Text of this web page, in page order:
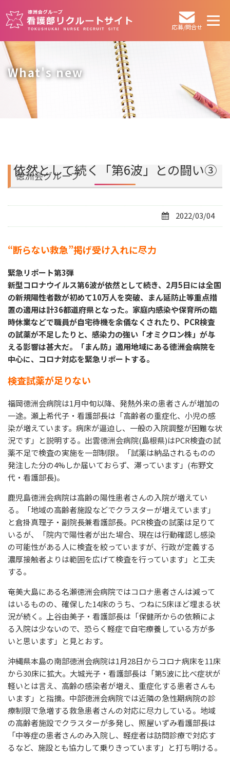
応募/問合せ
What's new
依然として続く「第6波」との闘い③
徳洲会グループ
2022/03/04
“断らない救急”掲げ受け入れに尽力
緊急リポート第3弾
新型コロナウイルス第6波が依然として続き、2月5日には全国
の新規陽性者数が初めて10万人を突破、まん延防止等重点措
置の適用は計36都道府県となった。家庭内感染や保育所の臨
時休業などで職員が自宅待機を余儀なくされたり、PCR検査
の試薬が不足したりと、感染力の強い「オミクロン株」が与
える影響は甚大だ。「まん防」適用地域にある徳洲会病院を
中心に、コロナ対応を緊急リポートする。
検査試薬が足りない
福岡徳洲会病院は1月中旬以降、発熱外来の患者さんが増加の
一途。瀬上希代子・看護部長は「高齢者の重症化、小児の感
染が増えています。病床が逼迫し、一般の入院調整が困難な状
況です」と説明する。出雲徳洲会病院(島根県)はPCR検査の試
薬不足で検査の実施を一部制限。「試薬は納品されるものの
発注した分の4%しか届いておらず、滞っています」(布野文
代・看護部長)。
鹿児島徳洲会病院は高齢の陽性患者さんの入院が増えてい
る。「地域の高齢者施設などでクラスターが増えています」
と倉掛真理子・副院長兼看護部長。PCR検査の試薬は足りて
いるが、「院内で陽性者が出た場合、現在は行動確認し感染
の可能性がある人に検査を絞っていますが、行政が定義する
濃厚接触者よりは範囲を広げて検査を行っています」と工夫
する。
奄美大島にある名瀬徳洲会病院ではコロナ患者さんは減って
はいるものの、確保した14床のうち、つねに5床ほど埋まる状
況が続く。上谷由美子・看護部長は「保健所からの依頼によ
る入院は少ないので、恐らく軽症で自宅療養している方が多
いと思います」と見とおす。
沖縄県本島の南部徳洲会病院は1月28日からコロナ病床を11床
から30床に拡大。大城光子・看護部長は「第5波に比べ症状が
軽いとは言え、高齢の感染者が増え、重症化する患者さんも
います」と指摘。中部徳洲会病院では近隣の急性期病院の診
療制限で急増する救急患者さんの対応に尽力している。地域
の高齢者施設でクラスターが多発し、照屋いずみ看護部長は
「中等症の患者さんのみ入院し、軽症者は訪問診療で対応す
るなど、施設とも協力して乗りきっています」と打ち明ける。
その他